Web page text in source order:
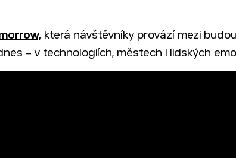
která návštěvníky provází mezi
– v technologiích, městech i lidských